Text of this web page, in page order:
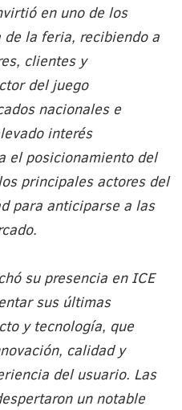
en uno de los
la feria, recibiendo a
clientes y
del juego
nacionales e
interés
el posicionamiento del
principales actores del
para anticiparse a las
su presencia en ICE
sus últimas
y tecnología, que
calidad y
del usuario. Las
un notable